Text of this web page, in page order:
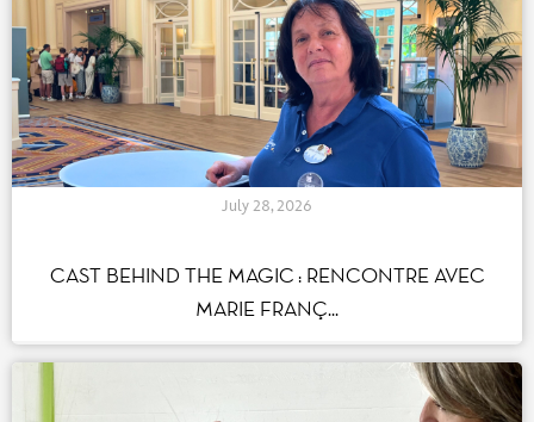
July 28, 2026
CAST BEHIND THE MAGIC : RENCONTRE AVEC
MARIE FRANÇ...